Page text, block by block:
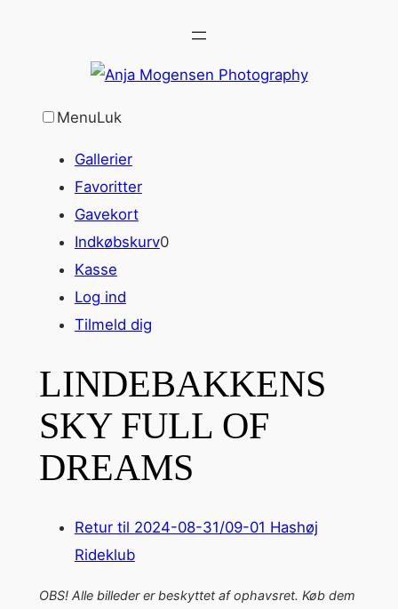
MenuLuk
Gallerier
Favoritter
Gavekort
Indkøbskurv0
Kasse
Log ind
Tilmeld dig
LINDEBAKKENS
SKY FULL OF
DREAMS
Retur til 2024-08-31/09-01 Hashøj
Rideklub
OBS! Alle billeder er beskyttet af ophavsret. Køb dem